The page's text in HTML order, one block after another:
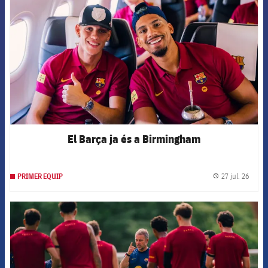
El Barça ja és a Birmingham
PRIMER EQUIP 27 jul. 26
FCB Barcelona badge